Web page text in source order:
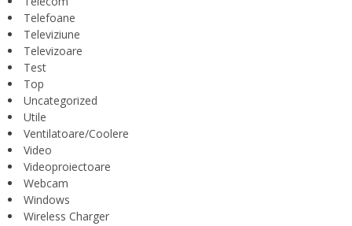
Telefoane
Televiziune
Televizoare
Test
Top
Uncategorized
Utile
Ventilatoare/Coolere
Video
Videoproiectoare
Webcam
Windows
Wireless Charger